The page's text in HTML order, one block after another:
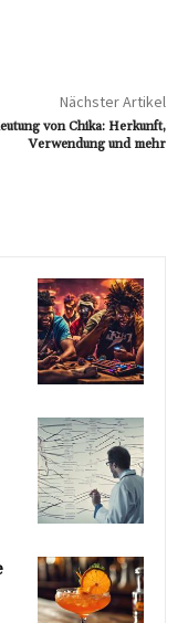
Nächster Artikel
von Chika: Herkunft,
Verwendung und mehr